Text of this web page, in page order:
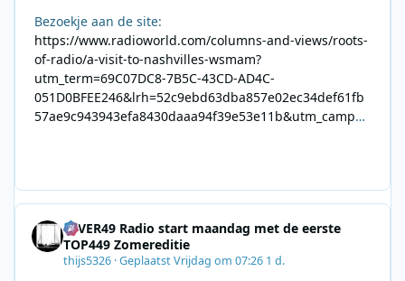
Bezoekje aan de site:
https://www.radioworld.com/columns-and-views/roots-
of-radio/a-visit-to-nashvilles-wsmam?
utm_term=69C07DC8-7B5C-43CD-AD4C-
051D0BFEE246&lrh=52c9ebd63dba857e02ec34def61fb
57ae9c943943efa8430daaa94f39e53e11b&utm_campai
8F09201A140D&utm_source=SmartBrief
4EVER49 Radio start maandag met de eerste
TOP449 Zomereditie
thijs5326 ·GeplaatstVrijdag om 07:26 1 d.